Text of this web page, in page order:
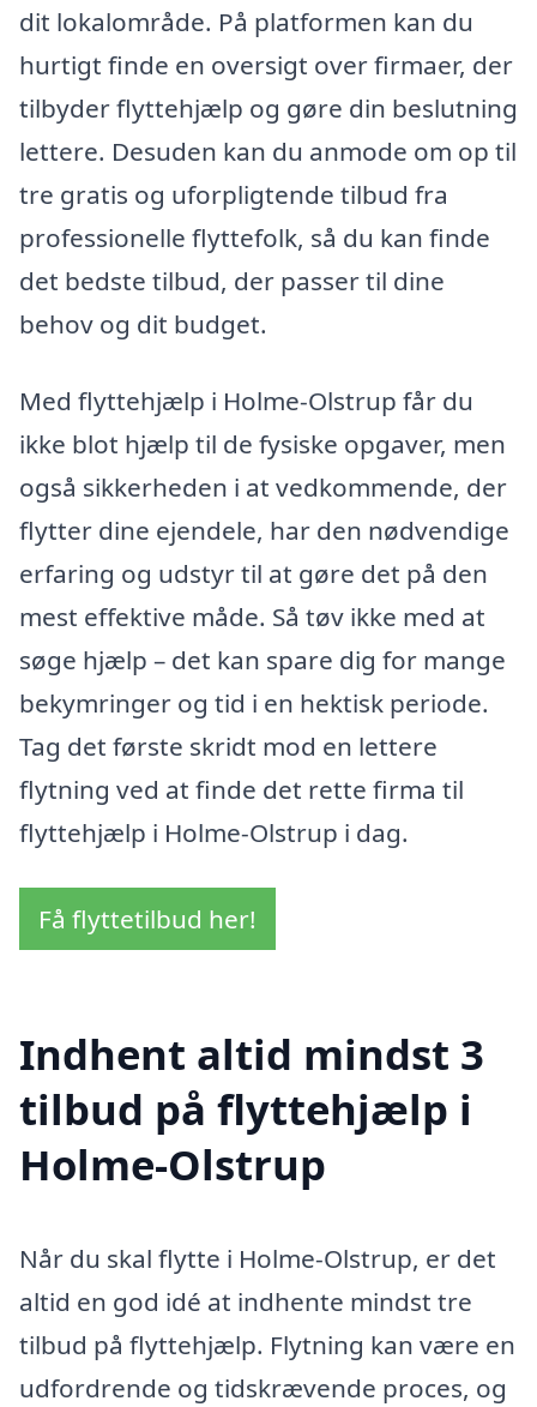
dit lokalområde. På platformen kan du
hurtigt finde en oversigt over firmaer, der
tilbyder flyttehjælp og gøre din beslutning
lettere. Desuden kan du anmode om op til
tre gratis og uforpligtende tilbud fra
professionelle flyttefolk, så du kan finde
det bedste tilbud, der passer til dine
behov og dit budget.
Med flyttehjælp i Holme-Olstrup får du
ikke blot hjælp til de fysiske opgaver, men
også sikkerheden i at vedkommende, der
flytter dine ejendele, har den nødvendige
erfaring og udstyr til at gøre det på den
mest effektive måde. Så tøv ikke med at
søge hjælp – det kan spare dig for mange
bekymringer og tid i en hektisk periode.
Tag det første skridt mod en lettere
flytning ved at finde det rette firma til
flyttehjælp i Holme-Olstrup i dag.
Få flyttetilbud her!
Indhent altid mindst 3
tilbud på flyttehjælp i
Holme-Olstrup
Når du skal flytte i Holme-Olstrup, er det
altid en god idé at indhente mindst tre
tilbud på flyttehjælp. Flytning kan være en
udfordrende og tidskrævende proces, og